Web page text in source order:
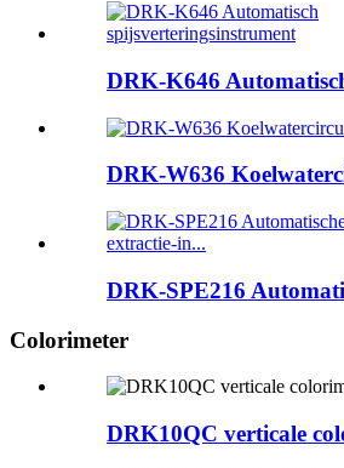
DRK-K646
DRK-W636
DRK-SPE216
Colorimeter
DRK10QC verticale